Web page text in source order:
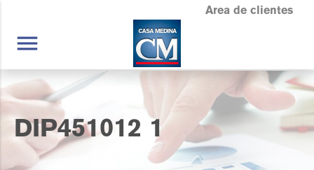
Area de clientes
menu
DIP451012 1